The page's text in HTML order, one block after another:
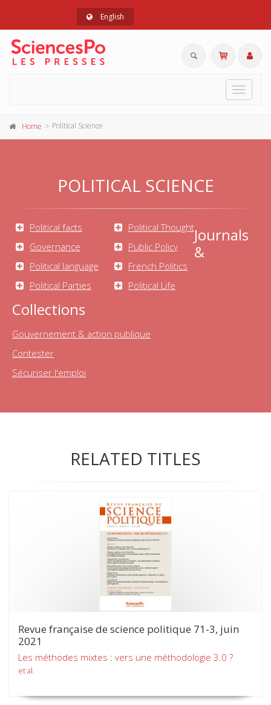
English
Toggle
Home Political Science
POLITICAL SCIENCE
Political facts
Governance
Political language
Political Parties
Political Thought
Public Policy
French Politics
Political Life
Journals
&
Collections
Gouvernement & action publique
Contester
Sécuriser l'emploi
RELATED TITLES
Revue française de science politique 71-3, juin
2021
Les méthodes mixtes : vers une méthodologie 3.0 ?
et al.